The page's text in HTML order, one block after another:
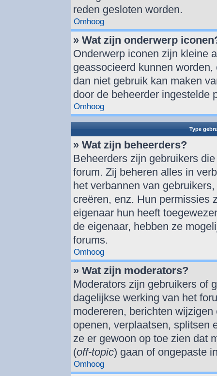
reden gesloten worden.
Omhoog
» Wat zijn onderwerp
Onderwerp iconen zijn kleine
geassocieerd kunnen
dan niet gebruik kan maken
door de beheerder ingestelde
Omhoog
Type
» Wat zijn beheerders?
Beheerders zijn gebruikers
forum. Zij beheren alles in
het verbannen van
creëren, enz. Hun permissies
eigenaar hun heeft
de eigenaar, hebben ze
forums.
Omhoog
» Wat zijn moderators?
Moderators zijn gebruikers of
dagelijkse werking van het
modereren, berichten
openen, verplaatsen, splitsen
ze er gewoon op toe zien dat
(off-topic) gaan of ongepaste
Omhoog